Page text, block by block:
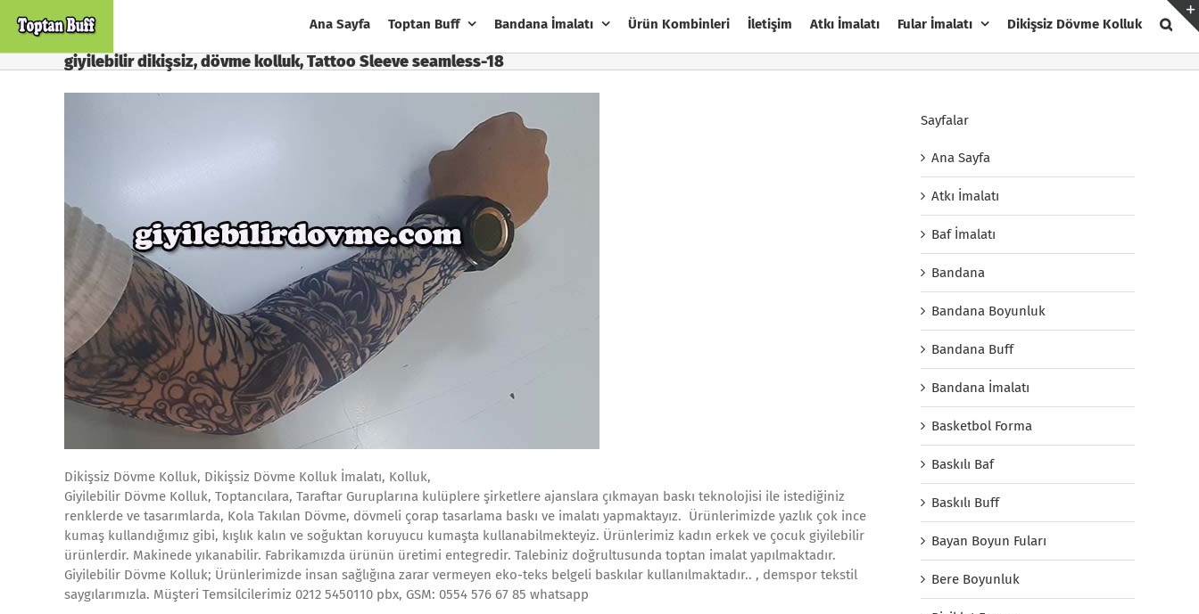
Ana Sayfa Toptan Buff Bandana İmalatı Ürün Kombinleri İletişim Atkı İmalatı Fular İmalatı Dikişsiz Dövme Kolluk
giyilebilir dikişsiz, dövme kolluk, Tattoo Sleeve seamless-18
Dikişsiz Dövme Kolluk, Dikişsiz Dövme Kolluk İmalatı, Kolluk,
Giyilebilir Dövme Kolluk, Toptancılara, Taraftar Guruplarına kulüplere şirketlere ajanslara çıkmayan baskı teknolojisi ile istediğiniz
renklerde ve tasarımlarda, Kola Takılan Dövme, dövmeli çorap tasarlama baskı ve imalatı yapmaktayız. Ürünlerimizde yazlık çok ince
kumaş kullandığımız gibi, kışlık kalın ve soğuktan koruyucu kumaşta kullanabilmekteyiz. Ürünlerimiz kadın erkek ve çocuk giyilebilir
ürünlerdir. Makinede yıkanabilir. Fabrikamızda ürünün üretimi entegredir. Talebiniz doğrultusunda toptan imalat yapılmaktadır.
Giyilebilir Dövme Kolluk; Ürünlerimizde insan sağlığına zarar vermeyen eko-teks belgeli baskılar kullanılmaktadır.. , demspor tekstil
saygılarımızla. Müşteri Temsilcilerimiz 0212 5450110 pbx, GSM: 0554 576 67 85 whatsapp
Sayfalar
Ana Sayfa
Atkı İmalatı
Baf İmalatı
Bandana
Bandana Boyunluk
Bandana Buff
Bandana İmalatı
Basketbol Forma
Baskılı Baf
Baskılı Buff
Bayan Boyun Fuları
Bere Boyunluk